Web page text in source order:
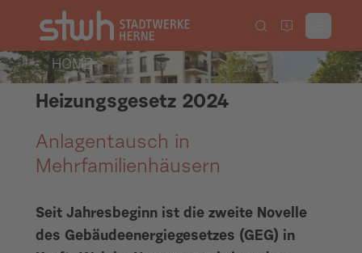
HOME>
Heizungsgesetz 2024
Anlagentausch in
Mehrfamilienhäusern
Seit Jahresbeginn ist die zweite Novelle
des Gebäudeenergiegesetzes (GEG) in